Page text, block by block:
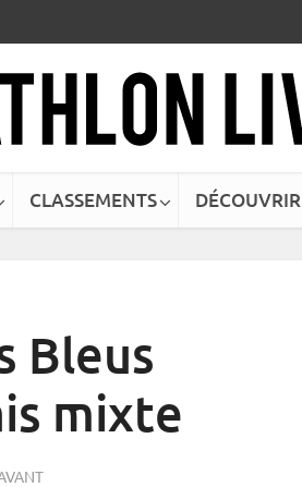
CLASSEMENTS DÉCOUVRIR
Bleus
mixte